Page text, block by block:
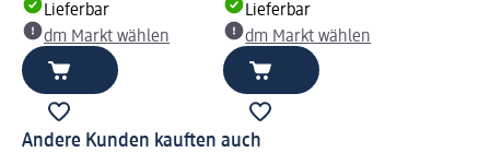
Lieferbar
dm Markt wählen
Lieferbar
dm Markt wählen
Andere Kunden kauften auch